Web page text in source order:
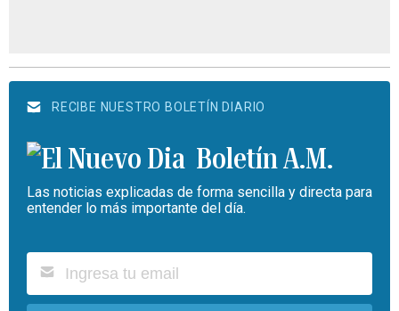
RECIBE NUESTRO BOLETÍN DIARIO
Boletín A.M.
Las noticias explicadas de forma sencilla y directa para
entender lo más importante del día.